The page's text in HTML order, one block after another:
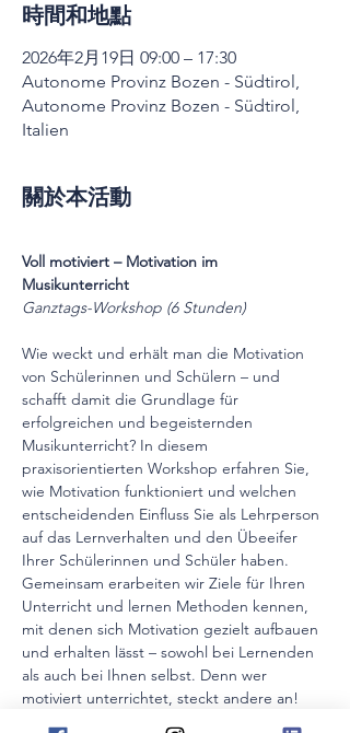
時間和地點
2026年2月19日 09:00 – 17:30
Autonome Provinz Bozen - Südtirol,
Autonome Provinz Bozen - Südtirol,
Italien
關於本活動
Voll motiviert – Motivation im
Musikunterricht
Ganztags-Workshop (6 Stunden)
Wie weckt und erhält man die Motivation
von Schülerinnen und Schülern – und
schafft damit die Grundlage für
erfolgreichen und begeisternden
Musikunterricht? In diesem
praxisorientierten Workshop erfahren Sie,
wie Motivation funktioniert und welchen
entscheidenden Einfluss Sie als Lehrperson
auf das Lernverhalten und den Übeeifer
Ihrer Schülerinnen und Schüler haben.
Gemeinsam erarbeiten wir Ziele für Ihren
Unterricht und lernen Methoden kennen,
mit denen sich Motivation gezielt aufbauen
und erhalten lässt – sowohl bei Lernenden
als auch bei Ihnen selbst. Denn wer
motiviert unterrichtet, steckt andere an!